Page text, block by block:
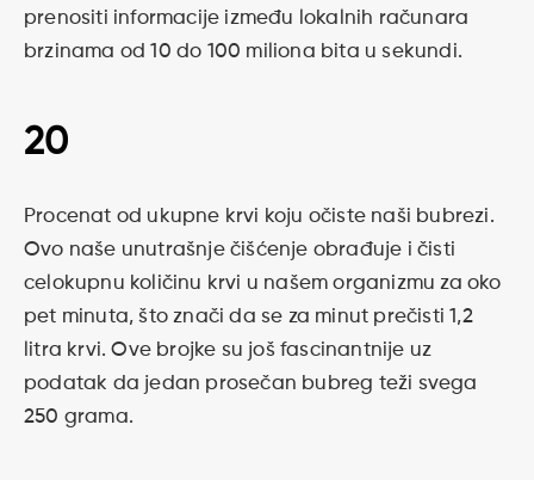
prenositi informacije između lokalnih računara
brzinama od 10 do 100 miliona bita u sekundi.
20
Procenat od ukupne krvi koju očiste naši bubrezi.
Ovo naše unutrašnje čišćenje obrađuje i čisti
celokupnu količinu krvi u našem organizmu za oko
pet minuta, što znači da se za minut prečisti 1,2
litra krvi. Ove brojke su još fascinantnije uz
podatak da jedan prosečan bubreg teži svega
250 grama.